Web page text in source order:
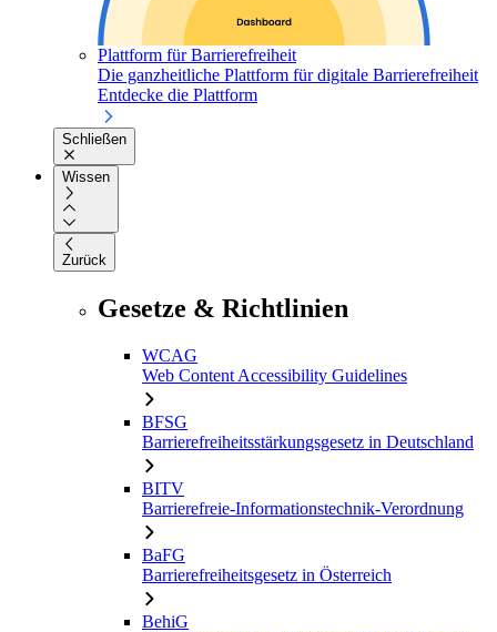
Plattform für Barrierefreiheit
Die ganzheitliche Plattform für digitale Barrierefreiheit
Entdecke die Plattform
Schließen
Wissen
Zurück
Gesetze & Richtlinien
WCAG
Web Content Accessibility Guidelines
BFSG
Barrierefreiheitsstärkungsgesetz in Deutschland
BITV
Barrierefreie-Informationstechnik-Verordnung
BaFG
Barrierefreiheitsgesetz in Österreich
BehiG